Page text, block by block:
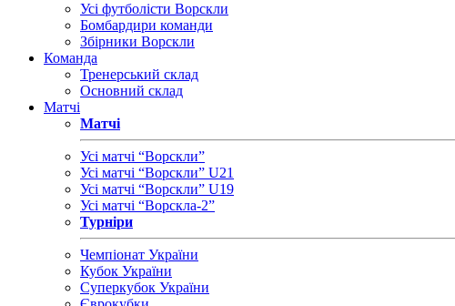
Усі футболісти Ворскли
Бомбардири команди
Збірники Ворскли
Команда
Тренерський склад
Основний склад
Матчі
Матчі
Усі матчі “Ворскли”
Усі матчі “Ворскли” U21
Усі матчі “Ворскли” U19
Усі матчі “Ворскла-2”
Турніри
Чемпіонат України
Кубок України
Суперкубок України